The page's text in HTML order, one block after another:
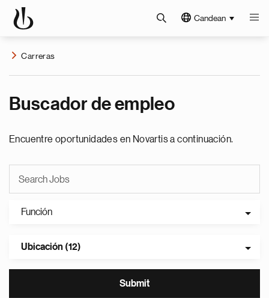
Candean
Carreras
Buscador de empleo
Encuentre oportunidades en Novartis a continuación.
Función
Ubicación (12)